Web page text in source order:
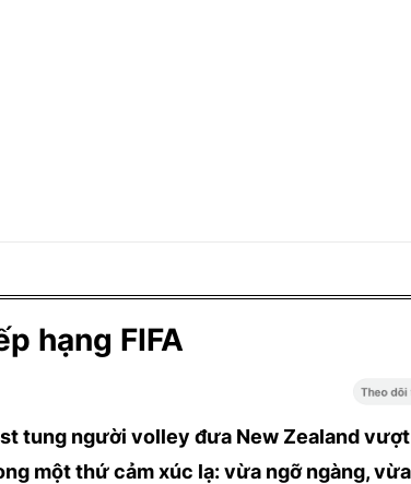
hạng FIFA
tung người volley đưa New Zealand
một thứ cảm xúc lạ: vừa ngỡ ngàng,